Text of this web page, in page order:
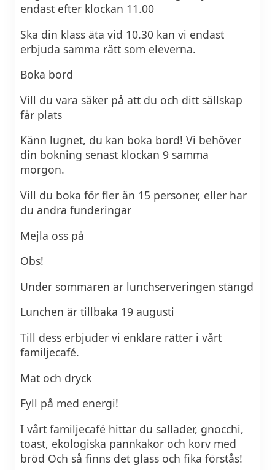
endast efter klockan 11.00
Ska din klass äta vid 10.30 kan vi endast
erbjuda samma rätt som eleverna.
Boka bord
Vill du vara säker på att du och ditt sällskap
får plats
Känn lugnet, du kan boka bord! Vi behöver
din bokning senast klockan 9 samma
morgon.
Vill du boka för fler än 15 personer, eller har
du andra funderingar
Mejla oss på
Obs!
Under sommaren är lunchserveringen stängd
Lunchen är tillbaka 19 augusti
Till dess erbjuder vi enklare rätter i vårt
familjecafé.
Mat och dryck
Fyll på med energi!
I vårt familjecafé hittar du sallader, gnocchi,
toast, ekologiska pannkakor och korv med
bröd Och så finns det glass och fika förstås!